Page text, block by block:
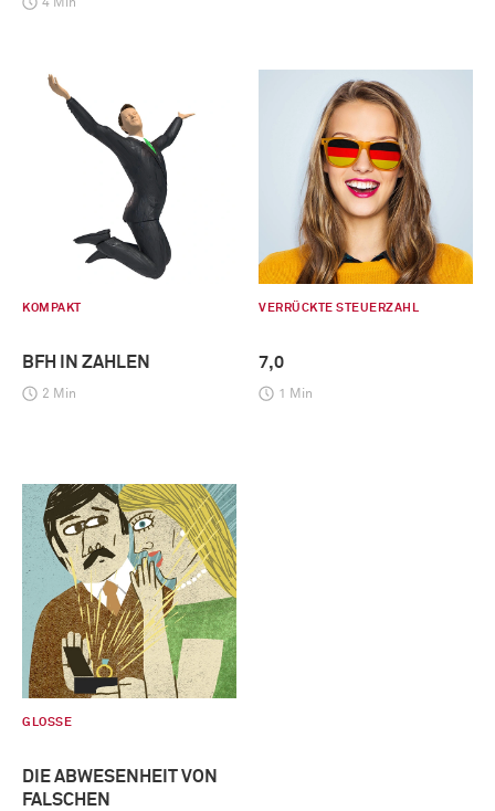
4 Min
KOMPAKT
BFH IN ZAHLEN
2 Min
VERRÜCKTE STEUERZAHL
7,0
1 Min
GLOSSE
DIE ABWESENHEIT VON
FALSCHEN